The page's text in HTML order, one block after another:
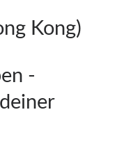
Kong)
-